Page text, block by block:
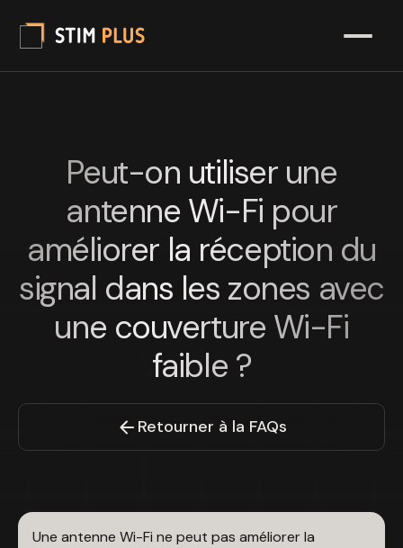
Peut-on utiliser une
antenne Wi-Fi pour
améliorer la réception du
signal dans les zones avec
une couverture Wi-Fi
faible ?
Retourner à la FAQs
Une antenne Wi-Fi ne peut pas améliorer la